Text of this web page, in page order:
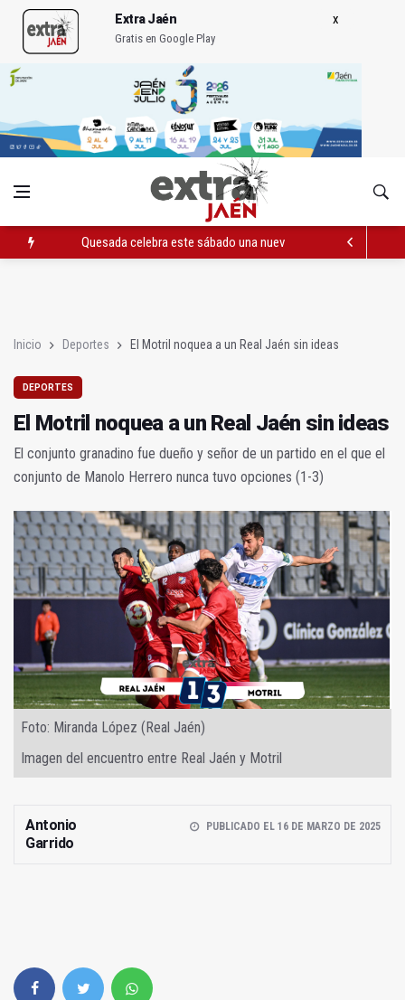
Extra Jaén
Gratis en Google Play
Quesada celebra este sábado una nueva jornada de Orgullo
Inicio Deportes El Motril noquea a un Real Jaén sin ideas
DEPORTES
El Motril noquea a un Real Jaén sin ideas
El conjunto granadino fue dueño y señor de un partido en el que el
conjunto de Manolo Herrero nunca tuvo opciones (1-3)
Foto: Miranda López (Real Jaén)
Imagen del encuentro entre Real Jaén y Motril
Antonio
Garrido
PUBLICADO EL 16 DE MARZO DE 2025